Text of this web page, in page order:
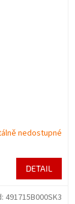
nedostupné
DETAIL
491715B000SK3